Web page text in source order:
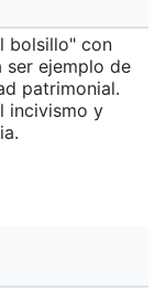
bolsillo" con
ser ejemplo de
patrimonial.
incivismo y